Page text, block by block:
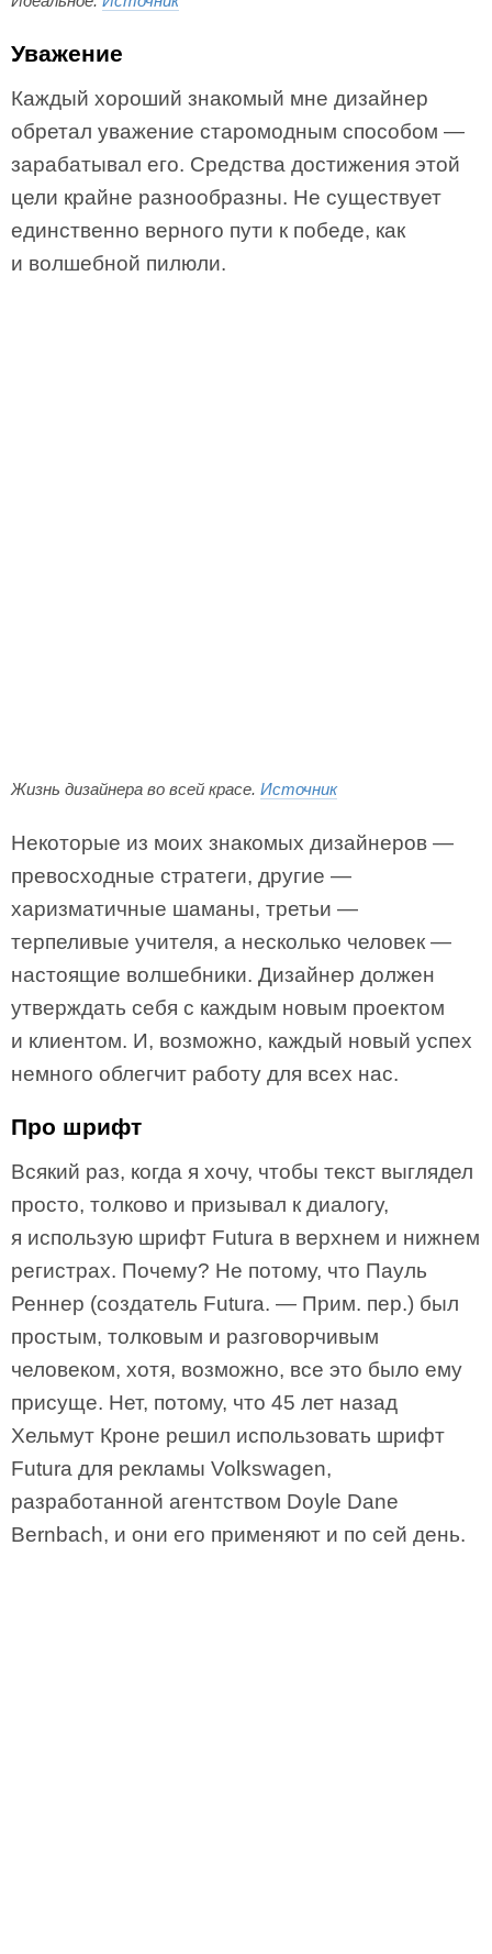
Уважение
Каждый хороший знакомый мне дизайнер
обретал уважение старомодным способом —
зарабатывал его. Средства достижения этой
цели крайне разнообразны. Не существует
единственно верного пути к победе, как
и волшебной пилюли.
Жизнь дизайнера во всей красе. Источник
Некоторые из моих знакомых дизайнеров —
превосходные стратеги, другие —
харизматичные шаманы, третьи —
терпеливые учителя, а несколько человек —
настоящие волшебники. Дизайнер должен
утверждать себя с каждым новым проектом
и клиентом. И, возможно, каждый новый успех
немного облегчит работу для всех нас.
Про шрифт
Всякий раз, когда я хочу, чтобы текст выглядел
просто, толково и призывал к диалогу,
я использую шрифт Futura в верхнем и нижнем
регистрах. Почему? Не потому, что Пауль
Реннер (создатель Futura. — Прим. пер.) был
простым, толковым и разговорчивым
человеком, хотя, возможно, все это было ему
присуще. Нет, потому, что 45 лет назад
Хельмут Кроне решил использовать шрифт
Futura для рекламы Volkswagen,
разработанной агентством Doyle Dane
Bernbach, и они его применяют и по сей день.